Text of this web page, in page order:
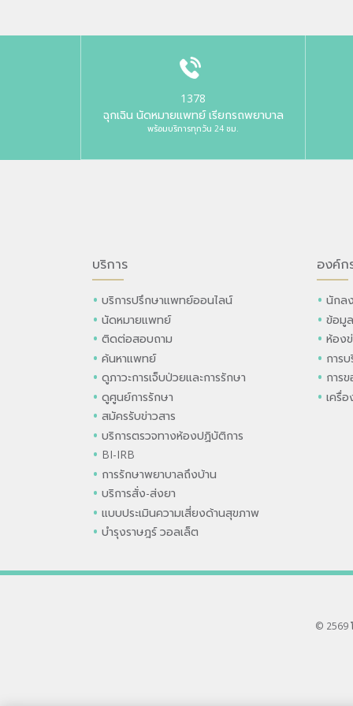
1378
ฉุกเฉิน นัดหมายแพทย์ เรียกรถพยาบาล
พร้อมบริการทุกวัน 24 ชม.
บริการ
บริการปรึกษาแพทย์ออนไลน์
นัดหมายแพทย์
ติดต่อสอบถาม
ค้นหาแพทย์
ดูภาวะการเจ็บป่วยและการรักษา
ดูศูนย์การรักษา
สมัครรับข่าวสาร
บริการตรวจทางห้องปฏิบัติการ
BI-IRB
การรักษาพยาบาลถึงบ้าน
บริการสั่ง-ส่งยา
แบบประเมินความเสี่ยงด้านสุขภาพ
บำรุงราษฎร์ วอลเล็ต
องค์ก
นักล
ข้อมู
ห้อง
การ
การ
เครื่
© 2569